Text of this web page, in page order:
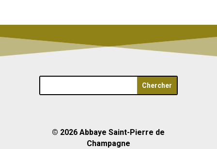
© 2026Abbaye Saint-Pierre de
Champagne